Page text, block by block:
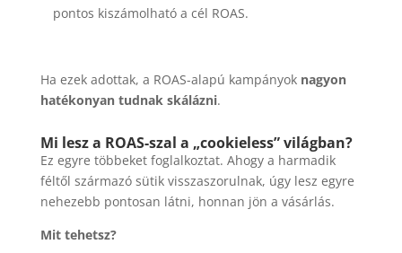
pontos kiszámolható a cél ROAS.
Ha ezek adottak, a ROAS-alapú kampányok nagyon
hatékonyan tudnak skálázni.
Mi lesz a ROAS-szal a „cookieless” világban?
Ez egyre többeket foglalkoztat. Ahogy a harmadik
féltől származó sütik visszaszorulnak, úgy lesz egyre
nehezebb pontosan látni, honnan jön a vásárlás.
Mit tehetsz?